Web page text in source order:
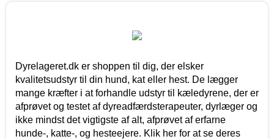
Dyrelageret.dk er shoppen til dig, der elsker
kvalitetsudstyr til din hund, kat eller hest. De lægger
mange kræfter i at forhandle udstyr til kæledyrene, der er
afprøvet og testet af dyreadfærdsterapeuter, dyrlæger og
ikke mindst det vigtigste af alt, afprøvet af erfarne
hunde-, katte-, og hesteejere. Klik her for at se deres